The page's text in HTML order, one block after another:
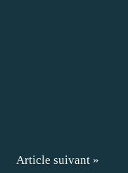
Article suivant »